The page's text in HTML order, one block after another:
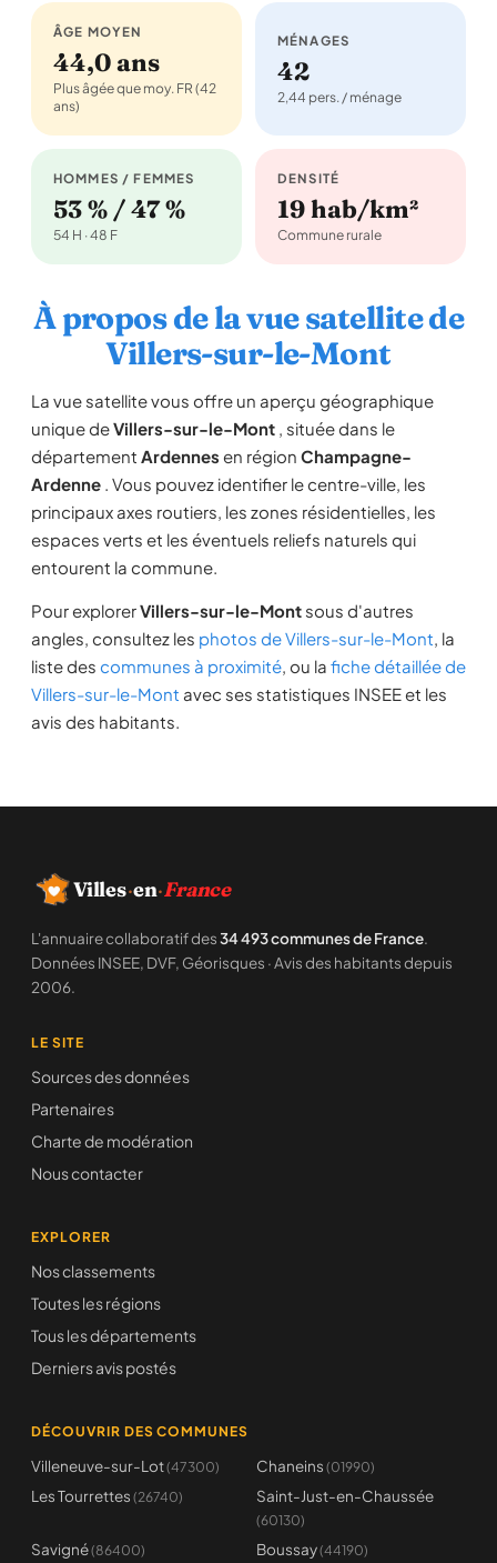
ÂGE MOYEN
44,0 ans
Plus âgée que moy. FR (42
ans)
MÉNAGES
42
2,44 pers. / ménage
HOMMES / FEMMES
53 % / 47 %
54 H · 48 F
DENSITÉ
19 hab/km²
Commune rurale
À propos de la vue satellite de
Villers-sur-le-Mont
La vue satellite vous offre un aperçu géographique
unique deVillers-sur-le-Mont , située dans le
département Ardennes en région Champagne-
Ardenne . Vous pouvez identifier le centre-ville, les
principaux axes routiers, les zones résidentielles, les
espaces verts et les éventuels reliefs naturels qui
entourent la commune.
Pour explorerVillers-sur-le-Mont sous d'autres
angles, consultez les photos de Villers-sur-le-Mont, la
liste des communes à proximité, ou la fiche détaillée de
Villers-sur-le-Mont avec ses statistiques INSEE et les
avis des habitants.
Villes·en·France
L'annuaire collaboratif des34 493 communes de France.
Données INSEE, DVF, Géorisques · Avis des habitants depuis
2006.
LE SITE
Sources des données
Partenaires
Charte de modération
Nous contacter
EXPLORER
Nos classements
Toutes les régions
Tous les départements
Derniers avis postés
DÉCOUVRIR DES COMMUNES
Villeneuve-sur-Lot(47300) Chaneins (01990)
Les Tourrettes (26740) Saint-Just-en-Chaussée
(60130)
Savigné(86400) Boussay(44190)